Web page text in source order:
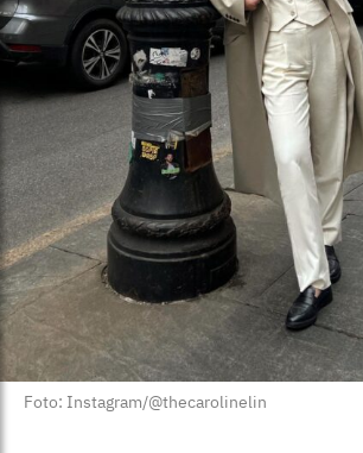
Foto: Instagram/@thecarolinelin